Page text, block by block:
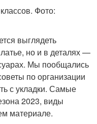
Фото:
выглядеть
но и в деталях —
Мы пообщались
по организации
с укладки. Самые
2023, виды
материале.